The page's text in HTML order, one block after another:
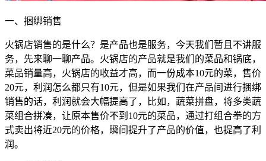
一、捆绑销售
火锅店销售的是什么？是产品也是服务，今天我们暂且不讲服
务，先来聊一聊产品。火锅店的产品就是我们的菜品和锅底，
菜品销量高，火锅店的收益才高，而一份成本10元的菜，售价
20元，利润怎么都只有10元，但是如果我们在产品间进行捆绑
销售的话，利润就会大幅提高了，比如，蔬菜拼盘，将多类蔬
菜组合拼凑，让原本售价不到10元的菜品，通过打组合拳的方
式卖出将近20元的价格，瞬间提升了产品的价值，也提高了利
润。